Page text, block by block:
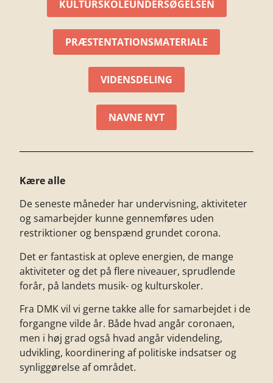
KULTURSKOLEUNDERSØGELSEN
PRÆSTENTATIONSMATERIALE
VIDENSDELING
NAVNE NYT
Kære alle
De seneste måneder har undervisning, aktiviteter
og samarbejder kunne gennemføres uden
restriktioner og benspænd grundet corona.
Det er fantastisk at opleve energien, de mange
aktiviteter og det på flere niveauer, sprudlende
forår, på landets musik- og kulturskoler.
Fra DMK vil vi gerne takke alle for samarbejdet i de
forgangne vilde år. Både hvad angår coronaen,
men i høj grad også hvad angår videndeling,
udvikling, koordinering af politiske indsatser og
synliggørelse af området.